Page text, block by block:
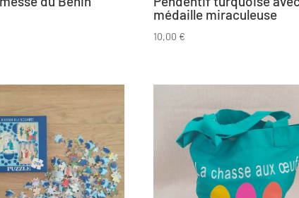
médaille miraculeuse
10,00 €